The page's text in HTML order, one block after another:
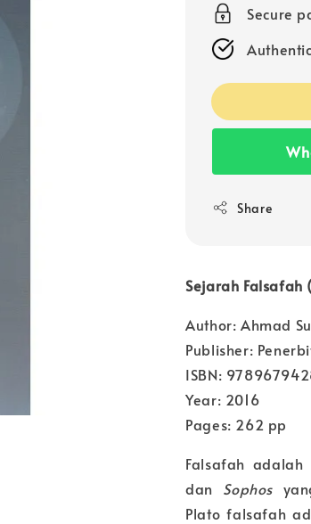
Secure
Share
Sejarah Falsafah
Author: Ahmad
Publisher:
ISBN:
Year: 2016
Pages: 262 pp
Falsafah
dan Sophos
Plato falsafah